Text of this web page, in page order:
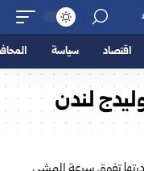
اقتصاد سياسة
لندن